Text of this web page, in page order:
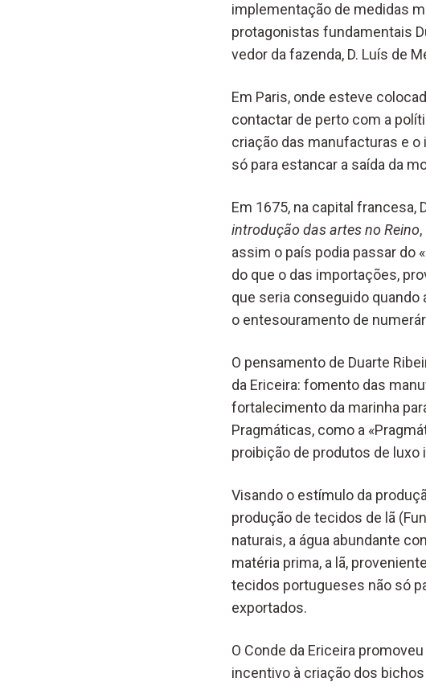
implementação de medidas
protagonistas fundamentais
vedor da fazenda, D. Luís de
Em Paris, onde esteve
contactar de perto com a
criação das manufacturas e
só para estancar a saída da
Em 1675, na capital francesa,
introdução das artes no Reino
assim o país podia passar do
do que o das importações,
que seria conseguido
o entesouramento de
O pensamento de Duarte
da Ericeira: fomento das
fortalecimento da marinha
Pragmáticas, como a
proibição de produtos de luxo
Visando o estímulo da
produção de tecidos de lã
naturais, a água abundante
matéria prima, a lã,
tecidos portugueses não só
exportados.
O Conde da Ericeira
incentivo à criação dos